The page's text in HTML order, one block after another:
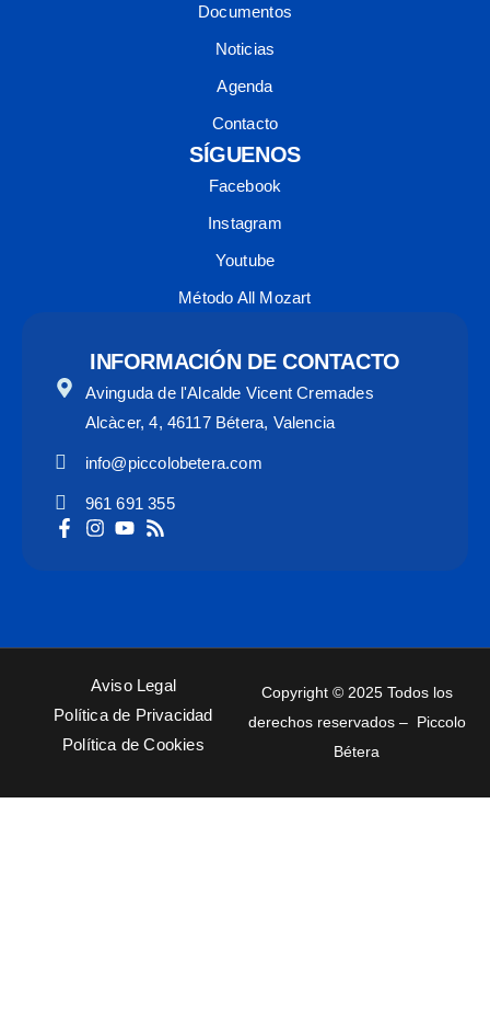
Documentos
Noticias
Agenda
Contacto
SÍGUENOS
Facebook
Instagram
Youtube
Método All Mozart
INFORMACIÓN DE CONTACTO
Avinguda de l'Alcalde Vicent Cremades
Alcàcer, 4, 46117 Bétera, Valencia
info@piccolobetera.com
961 691 355
Copyright © 2025 Todos los
derechos reservados – Piccolo
Bétera
Aviso Legal
Política de Privacidad
Política de Cookies